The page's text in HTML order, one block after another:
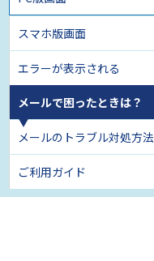
スマホ版画面
エラーが表示される
メールで困ったときは？
メールのトラブル対処方法
ご利用ガイド